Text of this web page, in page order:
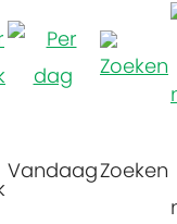
VandaagZoeken